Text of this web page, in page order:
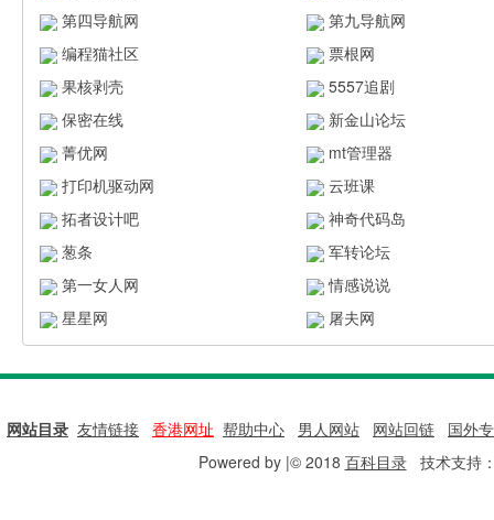
第四导航网
第九导航网
编程猫社区
票根网
果核剥壳
5557追剧
保密在线
新金山论坛
菁优网
mt管理器
打印机驱动网
云班课
拓者设计吧
神奇代码岛
葱条
军转论坛
第一女人网
情感说说
星星网
屠夫网
网站目录 友情链接 香港网址 帮助中心 男人网站 网站回链
国外
Powered by |© 2018 百科目录技术支持